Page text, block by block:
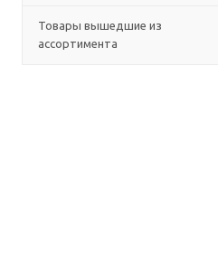
Товары вышедшие из
ассортимента